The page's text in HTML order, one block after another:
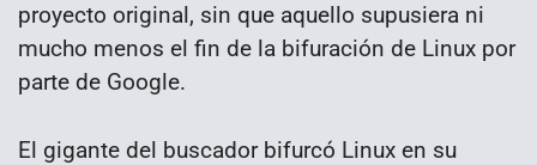
proyecto original, sin que aquello supusiera ni
mucho menos el fin de la bifuración de Linux por
parte de Google.
El gigante del buscador bifurcó Linux en su